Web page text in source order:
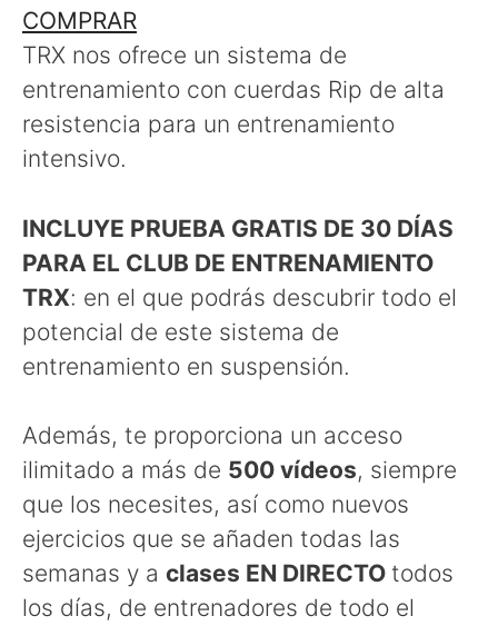
COMPRAR
TRX nos ofrece un sistema de
entrenamiento con cuerdas Rip de alta
resistencia para un entrenamiento
intensivo.
INCLUYE PRUEBA GRATIS DE 30 DÍAS
PARA EL CLUB DE ENTRENAMIENTO
TRX: en el que podrás descubrir todo el
potencial de este sistema de
entrenamiento en suspensión.
Además, te proporciona un acceso
ilimitado a más de 500 vídeos, siempre
que los necesites, así como nuevos
ejercicios que se añaden todas las
semanas y a clases EN DIRECTO todos
los días, de entrenadores de todo el